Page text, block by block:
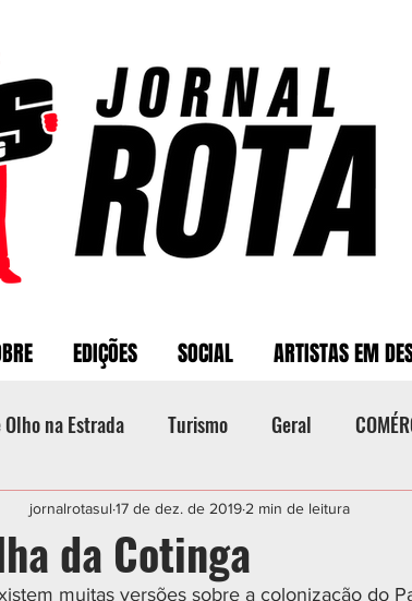
EDIÇÕES SOCIAL ARTISTAS EM
Olho na Estrada Turismo Geral
título POLICIAL ESPORTE CIDADES
da Cotinga
jornalrotasul 17 de dez. de 2019 2 min de leitura